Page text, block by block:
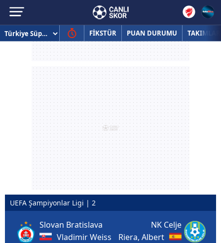
FİKSTÜR PUAN DURUMU TAKIMLAR
UEFA Şampiyonlar Ligi | 2
Slovan Bratislava
Vladimir Weiss
NK Celje
Riera, Albert